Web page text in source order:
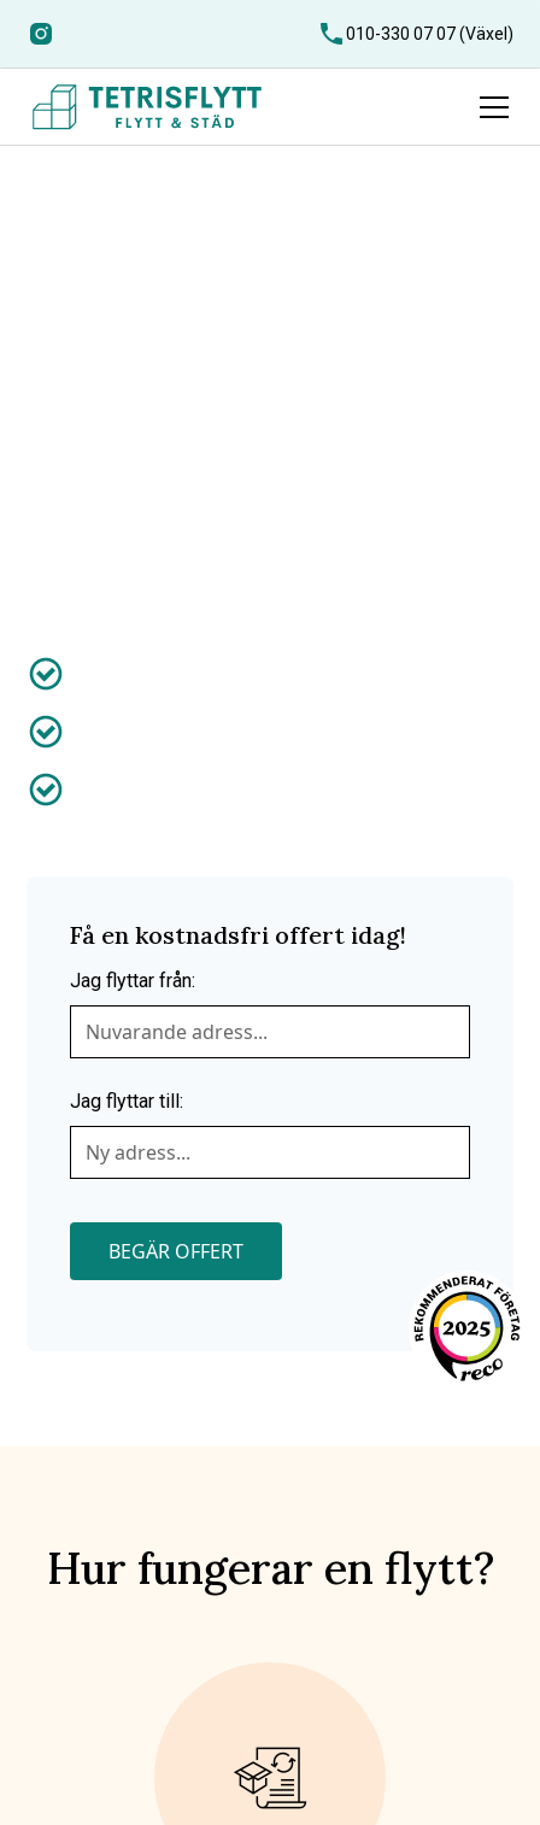
010-330 07 07 (Växel)
Få en kostnadsfri offert idag!
Jag flyttar från:
Jag flyttar till:
BEGÄR OFFERT
Hur fungerar en flytt?